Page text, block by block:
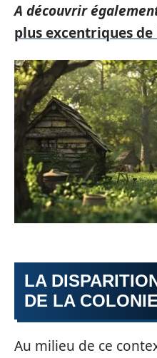
A découvrir
plus excentriques
LA
DE LA
Au milieu de ce